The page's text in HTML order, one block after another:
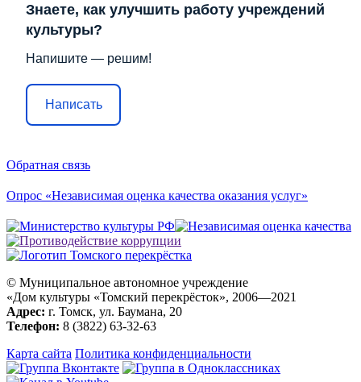
Знаете, как улучшить работу учреждений
культуры?
Напишите — решим!
Написать
Обратная связь
Опрос «Независимая оценка качества оказания услуг»
© Муниципальное автономное учреждение
«Дом культуры «Томский перекрёсток», 2006—2021
Адрес: г. Томск, ул. Баумана, 20
Телефон: 8 (3822) 63-32-63
Карта сайта Политика конфиденциальности